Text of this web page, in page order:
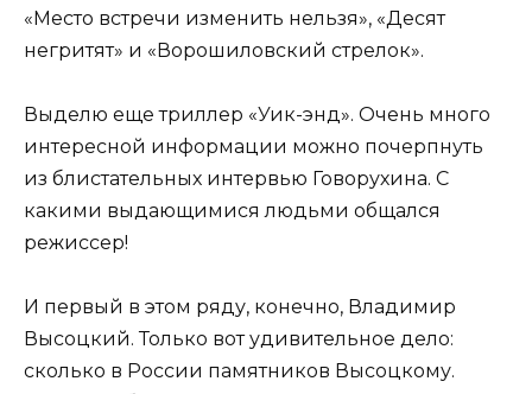
«Место встречи изменить нельзя», «Десят
негритят» и «Ворошиловский стрелок».
Выделю еще триллер «Уик-энд». Очень много
интересной информации можно почерпнуть
из блистательных интервью Говорухина. С
какими выдающимися людьми общался
режиссер!
И первый в этом ряду, конечно, Владимир
Высоцкий. Только вот удивительное дело:
сколько в России памятников Высоцкому.